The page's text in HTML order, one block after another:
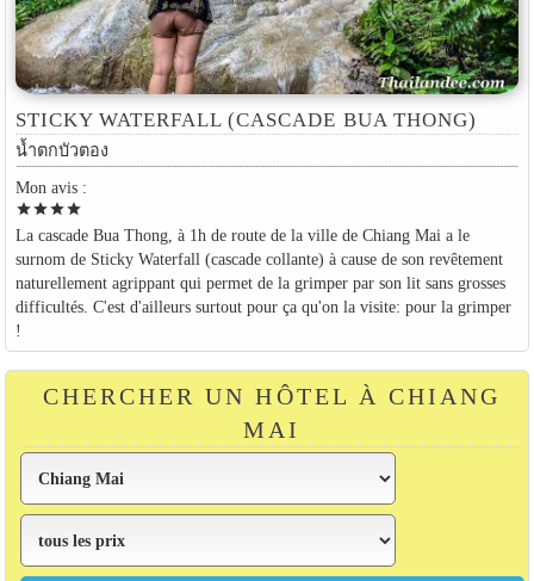
STICKY WATERFALL (CASCADE BUA THONG)
น้ำตกบัวตอง
Mon avis :
starstarstarstar
La cascade Bua Thong, à 1h de route de la ville de Chiang Mai a le
surnom de Sticky Waterfall (cascade collante) à cause de son revêtement
naturellement agrippant qui permet de la grimper par son lit sans grosses
difficultés. C'est d'ailleurs surtout pour ça qu'on la visite: pour la grimper
!
CHERCHER UN HÔTEL À CHIANG
MAI